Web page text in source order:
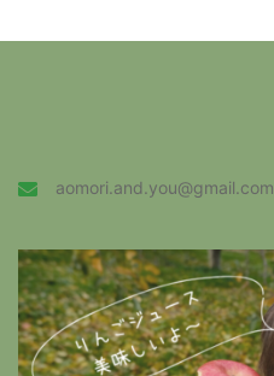
aomori.and.you@gmail.com